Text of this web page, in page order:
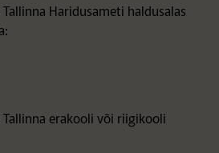
Haridusameti haldusalas
erakooli või riigikooli